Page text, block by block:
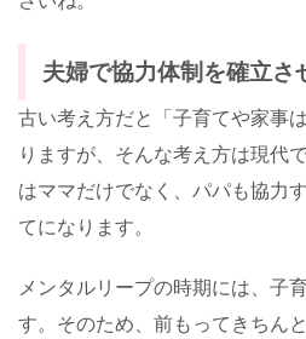
夫婦で協力体制を確立さ
古い考え方だと「子育てや家事
りますが、そんな考え方は現代
はママだけでなく、パパも協力
てになります。
メンタルリープの時期には、子
す。そのため、前もってきちん